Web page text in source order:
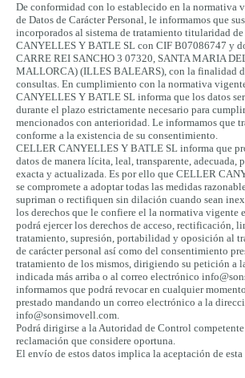
De conformidad con lo establecido en la normativa
de Datos de Carácter Personal, le informamos que
incorporados al sistema de tratamiento titularidad
CANYELLES Y BATLE SL con CIF B07086747 y
CARRE REI SANCHO 3 07320, SANTA MARIA
MALLORCA) (ILLES BALEARS), con la finalidad
consultas. En cumplimiento con la normativa
CANYELLES Y BATLE SL informa que los datos
durante el plazo estrictamente necesario para
mencionados con anterioridad. Le informamos que
conforme a la existencia de su consentimiento.
CELLER CANYELLES Y BATLE SL informa que
datos de manera lícita, leal, transparente, adecuada,
exacta y actualizada. Es por ello que CELLER
se compromete a adoptar todas las medidas
supriman o rectifiquen sin dilación cuando sean
los derechos que le confiere el la normativa vigente
podrá ejercer los derechos de acceso, rectificación,
tratamiento, supresión, portabilidad y oposición al
de carácter personal así como del consentimiento
tratamiento de los mismos, dirigiendo su petición a
indicada más arriba o al correo electrónico
informamos que podrá revocar en cualquier
prestado mandando un correo electrónico a la
info@sonsimovell.com.
Podrá dirigirse a la Autoridad de Control competente
reclamación que considere oportuna.
El envío de estos datos implica la aceptación de